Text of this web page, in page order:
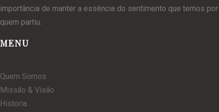
importância de manter a essência do sentimento que temos por
quem partiu.
MENU
Quem Somos
Missão & Visão
Historia